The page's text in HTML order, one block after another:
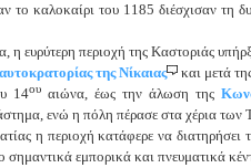
το καλοκαίρι του 1185 διέσχισαν τη
η ευρύτερη περιοχή της Καστοριάς
αυτοκρατορίας της Νίκαιας
και μετά
14ουαιώνα, έως την άλωση της
ενώ η πόλη πέρασε στα χέρια
η περιοχή κατάφερε να διατηρήσει
σημαντικά εμπορικά και πνευματικά